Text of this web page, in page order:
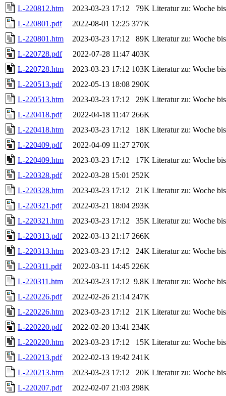
L-220812.htm
2023-03-23 17:12 79K Literatur zu: Woche
L-220801.pdf
2022-08-01 12:25 377K
L-220801.htm
2023-03-23 17:12 89K Literatur zu: Woche
L-220728.pdf
2022-07-28 11:47 403K
L-220728.htm
2023-03-23 17:12 103K Literatur zu: Woche
L-220513.pdf
2022-05-13 18:08 290K
L-220513.htm
2023-03-23 17:12 29K Literatur zu: Woche
L-220418.pdf
2022-04-18 11:47 266K
L-220418.htm
2023-03-23 17:12 18K Literatur zu: Woche
L-220409.pdf
2022-04-09 11:27 270K
L-220409.htm
2023-03-23 17:12 17K Literatur zu: Woche
L-220328.pdf
2022-03-28 15:01 252K
L-220328.htm
2023-03-23 17:12 21K Literatur zu: Woche
L-220321.pdf
2022-03-21 18:04 293K
L-220321.htm
2023-03-23 17:12 35K Literatur zu: Woche
L-220313.pdf
2022-03-13 21:17 266K
L-220313.htm
2023-03-23 17:12 24K Literatur zu: Woche
L-220311.pdf
2022-03-11 14:45 226K
L-220311.htm
2023-03-23 17:12 9.8K Literatur zu: Woche
L-220226.pdf
2022-02-26 21:14 247K
L-220226.htm
2023-03-23 17:12 21K Literatur zu: Woche
L-220220.pdf
2022-02-20 13:41 234K
L-220220.htm
2023-03-23 17:12 15K Literatur zu: Woche
L-220213.pdf
2022-02-13 19:42 241K
L-220213.htm
2023-03-23 17:12 20K Literatur zu: Woche
L-220207.pdf
2022-02-07 21:03 298K